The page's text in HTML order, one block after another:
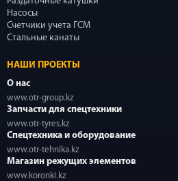
Насосы
Счетчики учета ГСМ
Стальные канаты
НАШИ ПРОЕКТЫ
О нас
www.otr-group.kz
Запчасти для спецтехники
www.otr-tyres.kz
Спецтехника и оборудование
www.otr-tehnika.kz
Магазин режущих элементов
www.koronki.kz